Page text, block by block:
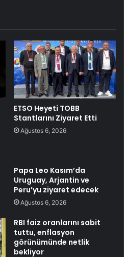
ETSO Heyeti TOBB
Stantlarını Ziyaret Etti
Ağustos 6, 2026
Papa Leo Kasım’da
Uruguay, Arjantin ve
Peru’yu ziyaret edecek
Ağustos 6, 2026
RBI faiz oranlarını sabit
tuttu, enflasyon
görünümünde netlik
bekliyor